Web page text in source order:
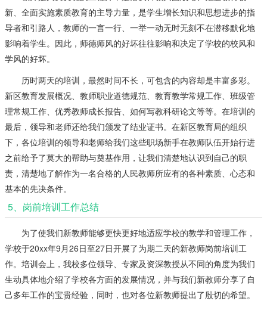
新、全面实施素质教育的主导力量，是学生增长知识和思想进步的指
导者和引路人，教师的一言一行、一举一动无时无刻不在潜移默化地
影响着学生。因此，师德师风的好坏往往影响和决定了学校的校风和
学风的好坏。
历时两天的培训，最然时间不长，可包含的内容却是丰富多彩。
新区教育发展概况、教师职业道德规范、教育教学常规工作、班级管
理常规工作、优秀教师成长报告、如何写教科研论文等等。在培训的
最后，领导和老师还给我们颁发了结业证书。在新区教育局的组织
下，各位培训的领导和老师给我们这些职场新手在教师队伍开始行进
之前给予了莫大的帮助与奠基作用，让我们清楚地认识到自己的职
责，清楚地了解作为一名合格的人民教师所应有的各种素质、心态和
基本的先决条件。
5、岗前培训工作总结
为了使我们新教师能够更快更好地适应学校的教学和管理工作，
学校于20xx年9月26日至27日开展了为期二天的新教师岗前培训工
作。培训会上，我校多位领导、专家及资深教授从不同的角度为我们
生动具体地介绍了学校各方面的发展情况，并与我们新教师分享了自
己多年工作的宝贵经验，同时，也对各位新教师提出了殷切的希望。